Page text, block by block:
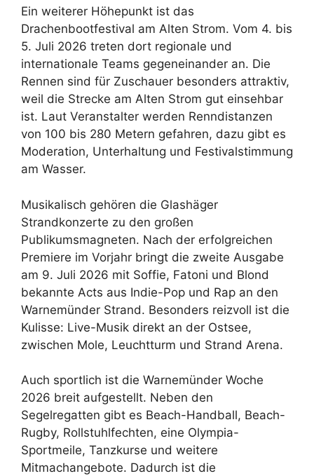
Ein weiterer Höhepunkt ist das
Drachenbootfestival am Alten Strom. Vom 4. bis
5. Juli 2026 treten dort regionale und
internationale Teams gegeneinander an. Die
Rennen sind für Zuschauer besonders attraktiv,
weil die Strecke am Alten Strom gut einsehbar
ist. Laut Veranstalter werden Renndistanzen
von 100 bis 280 Metern gefahren, dazu gibt es
Moderation, Unterhaltung und Festivalstimmung
am Wasser.
Musikalisch gehören die Glashäger
Strandkonzerte zu den großen
Publikumsmagneten. Nach der erfolgreichen
Premiere im Vorjahr bringt die zweite Ausgabe
am 9. Juli 2026 mit Soffie, Fatoni und Blond
bekannte Acts aus Indie-Pop und Rap an den
Warnemünder Strand. Besonders reizvoll ist die
Kulisse: Live-Musik direkt an der Ostsee,
zwischen Mole, Leuchtturm und Strand Arena.
Auch sportlich ist die Warnemünder Woche
2026 breit aufgestellt. Neben den
Segelregatten gibt es Beach-Handball, Beach-
Rugby, Rollstuhlfechten, eine Olympia-
Sportmeile, Tanzkurse und weitere
Mitmachangebote. Dadurch ist die